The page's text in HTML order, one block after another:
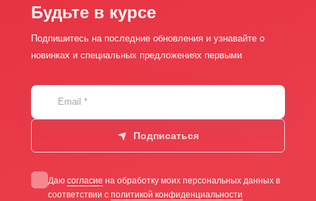
Будьте в курсе
Подпишитесь на последние обновления и узнавайте о
новинках и специальных предложениях первыми
Email *
Подписаться
Даю согласие на обработку моих персональных данных в
соответствии с политикой конфиденциальности